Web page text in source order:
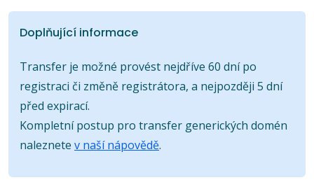
Doplňující informace
Transfer je možné provést nejdříve 60 dní po
registraci či změně registrátora, a nejpozději 5 dní
před expirací.
Kompletní postup pro transfer generických domén
naleznete v naší nápovědě.